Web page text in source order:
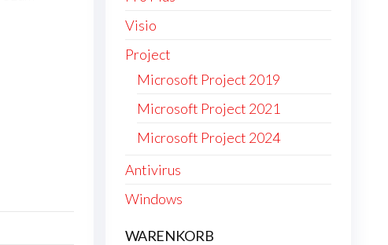
Visio
Project
Microsoft Project 2019
Microsoft Project 2021
Microsoft Project 2024
Antivirus
Windows
WARENKORB